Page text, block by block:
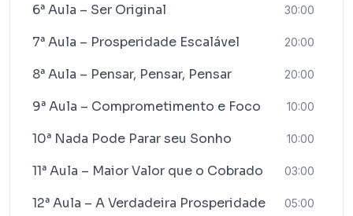
6ª Aula – Ser Original 30:00
7ª Aula – Prosperidade Escalável 20:00
8ª Aula – Pensar, Pensar, Pensar 20:00
9ª Aula – Comprometimento e Foco 10:00
10ª Nada Pode Parar seu Sonho 10:00
11ª Aula – Maior Valor que o Cobrado 03:00
12ª Aula – A Verdadeira Prosperidade 05:00